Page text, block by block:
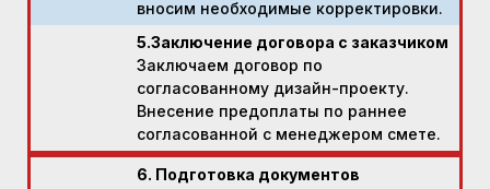
вносим необходимые корректировки.
5.Заключение договора с заказчиком
Заключаем договор по
согласованному дизайн-проекту.
Внесение предоплаты по раннее
согласованной с менеджером смете.
6. Подготовка документов